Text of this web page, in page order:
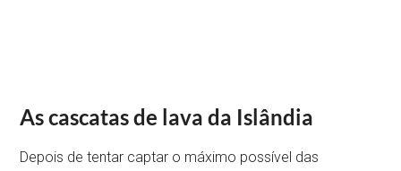
As cascatas de lava da Islândia
Depois de tentar captar o máximo possível das